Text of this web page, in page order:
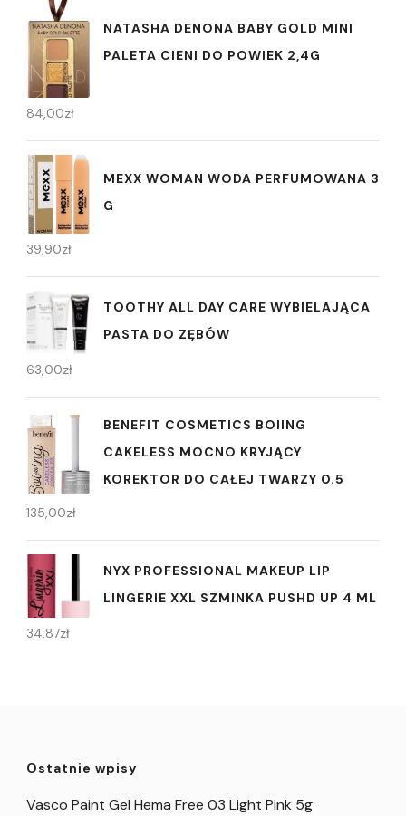
NATASHA DENONA BABY GOLD MINI
PALETA CIENI DO POWIEK 2,4G
84,00zł
MEXX WOMAN WODA PERFUMOWANA 3
G
39,90zł
TOOTHY ALL DAY CARE WYBIELAJĄCA
PASTA DO ZĘBÓW
63,00zł
BENEFIT COSMETICS BOIING
CAKELESS MOCNO KRYJĄCY
KOREKTOR DO CAŁEJ TWARZY 0.5
135,00zł
NYX PROFESSIONAL MAKEUP LIP
LINGERIE XXL SZMINKA PUSHD UP 4 ML
34,87zł
Ostatnie wpisy
Vasco Paint Gel Hema Free 03 Light Pink 5g